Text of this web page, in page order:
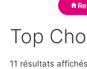
Top
11 résultats affichés